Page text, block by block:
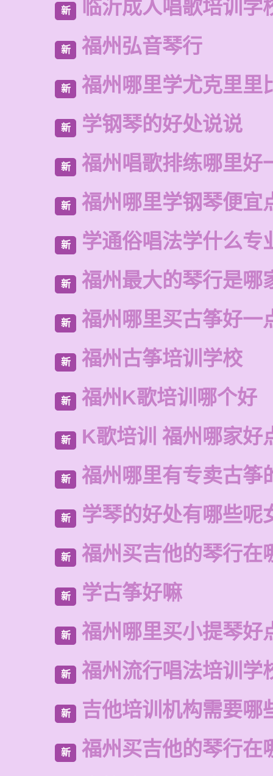
新 临沂成人唱歌培训学
新 福州弘音琴行
新 福州哪里学尤克里里
新 学钢琴的好处说说
新 福州唱歌排练哪里好
新 福州哪里学钢琴便宜
新 学通俗唱法学什么专
新 福州最大的琴行是哪
新 福州哪里买古筝好一
新 福州古筝培训学校
新 福州K歌培训哪个好
新 K歌培训 福州哪家好
新 福州哪里有专卖古筝
新 学琴的好处有哪些呢
新 福州买吉他的琴行在
新 学古筝好嘛
新 福州哪里买小提琴好
新 福州流行唱法培训学
新 吉他培训机构需要哪
新 福州买吉他的琴行在